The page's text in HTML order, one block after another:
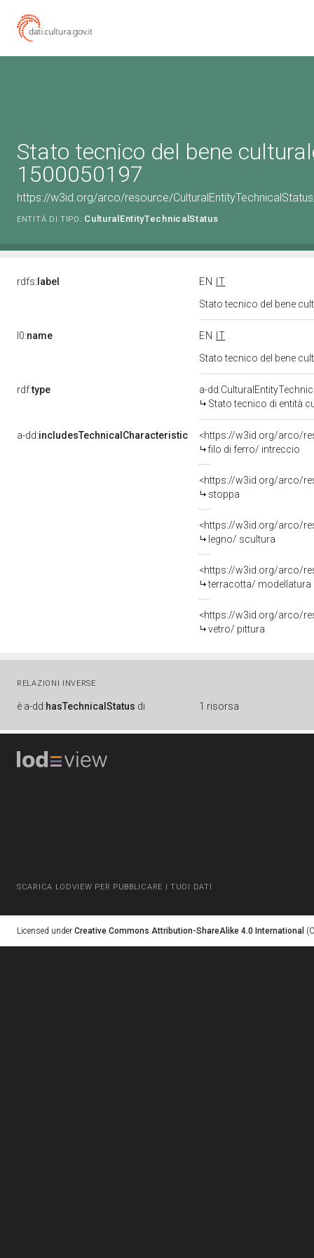
Stato tecnico del bene
1500050197
https://w3id.org/arco/resource/
ENTITÀ DI TIPO: CulturalEntityTechnicalStatus
rdfs: label EN
IT
Stato tecnico del bene
l0:name EN
IT
Stato tecnico del bene
rdf:type
a-
Stato tecnico di entità
a-dd:includesTechnicalCharacteristic
<https://w3id.org/arco/
filo di ferro/ intreccio
<https://w3id.org/arco/
stoppa
<https://w3id.org/arco/
legno/ scultura
<https://w3id.org/arco/
terracotta/ modellatura
<https://w3id.org/arco/
vetro/ pittura
RELAZIONI INVERSE
è a-dd:hasTechnicalStatus di 1 risorsa
SCARICA LODVIEW PER PUBBLICARE I TUOI DATI
Licensed under Creative Commons Attribution-ShareAlike 4.0 International